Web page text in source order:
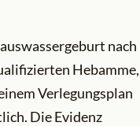
nach
Hebamme,
Verlegungsplan
Die Evidenz